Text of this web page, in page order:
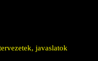
javaslatok